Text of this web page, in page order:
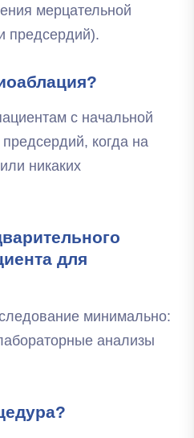
мерцательной
предсердий).
с начальной
когда на
никаких
для
минимально:
анализы